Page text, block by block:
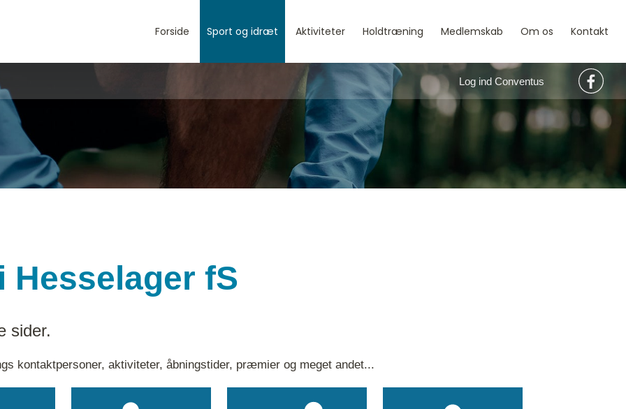
Forside Sport og idræt Aktiviteter Holdtræning Medlemskab Om os Kontakt
Log ind Conventus
fS
sider.
kontaktpersoner, aktiviteter, åbningstider, præmier og meget andet...